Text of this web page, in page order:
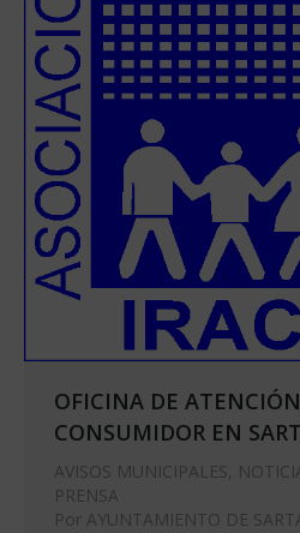
OFICINA DE
CONSUMIDOR EN
AVISOS MUNICIPALES
PRENSA
Por AYUNTAMIENTO DE